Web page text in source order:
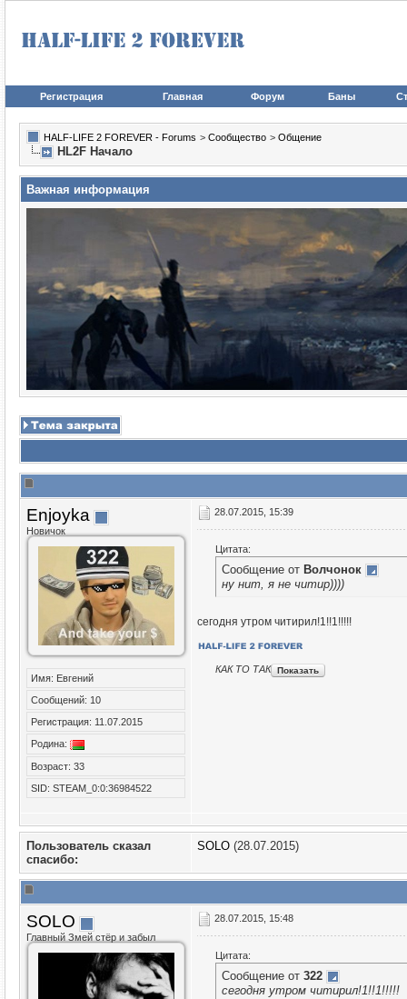
Регистрация Главная Форум Баны
HALF-LIFE 2 FOREVER - Forums > Сообщество > Общение
HL2F Начало
Важная информация
Enjoyka
Новичок
Имя: Евгений
Сообщений: 10
Регистрация: 11.07.2015
Родина:
Возраст: 33
SID: STEAM_0:0:36984522
28.07.2015, 15:39
Цитата:
Сообщение от Волчонок
ну нит, я не читир))))
сегодня утром читирил!1!!1!!!!!
КАК ТО ТАК
Пользователь сказал
cпасибо:
SOLO (28.07.2015)
SOLO
Главный Змей стёр и забыл
28.07.2015, 15:48
Цитата:
Сообщение от 322
сегодня утром читирил!1!!1!!!!!